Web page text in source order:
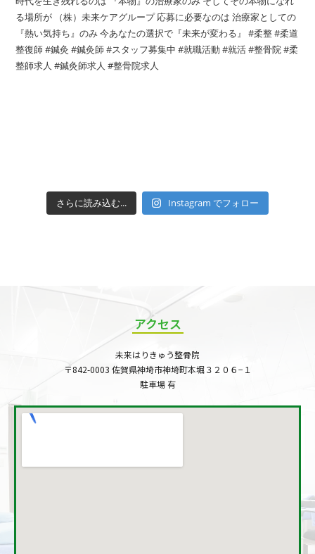
さらに読み込む... Instagram でフォロー
アクセス
未来はりきゅう整骨院
〒842-0003 佐賀県神埼市神埼町本堀３２０６−１
駐車場 有